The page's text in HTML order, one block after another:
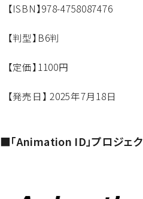
【ISBN】978-4758087476
【判型】B6判
【定価】1100円
【発売日】 2025年7月18日
■「Animation ID」プロジェ